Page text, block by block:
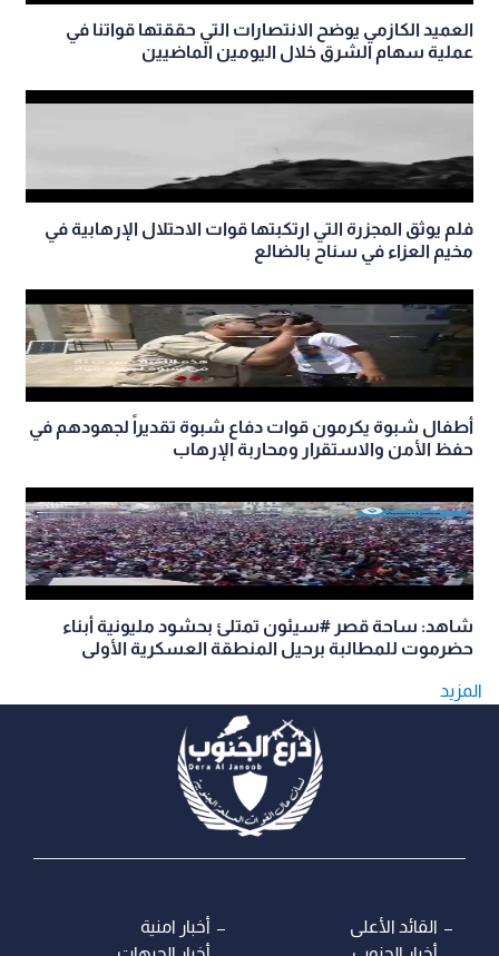
العميد الكازمي يوضح الانتصارات التي حققتها قواتنا في
عملية سهام الشرق خلال اليومين الماضيين
فلم يوثق المجزرة التي ارتكبتها قوات الاحتلال الإرهابية في
مخيم العزاء في سناح بالضالع
أطفال شبوة يكرمون قوات دفاع شبوة تقديراً لجهودهم في
حفظ الأمن والاستقرار ومحاربة الإرهاب
شاهد: ساحة قصر #سيئون تمتلئ بحشود مليونية أبناء
حضرموت للمطالبة برحيل المنطقة العسكرية الأولى
المزيد
القائد الأعلى
أخبار امنية